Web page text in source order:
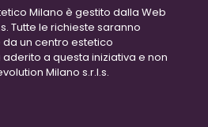
Milano è gestito dalla Web
Tutte le richieste saranno
un centro estetico
a questa iniziativa e non
Milano s.r.l.s.